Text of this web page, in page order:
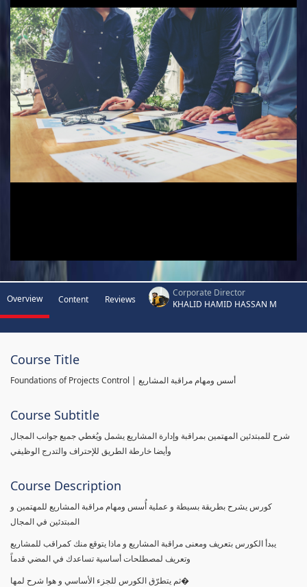
Overview Content Reviews
Corporate Director
KHALID HAMID HASSAN M
Course Title
Foundations of Projects Control | أسس ومهام مراقبة المشاريع
Course Subtitle
شرح للمبتدئين المهتمين بمراقبة وإدارة المشاريع يشمل ويُغطي جميع جوانب المجال
وأيضا خارطة الطريق للإحتراف والتدرج الوظيفي
Course Description
كورس يشرح بطريقة بسيطة و عملية أُسس ومهام مراقبة المشاريع للمهتمين و
المبتدئين في المجال
يبدأ الكورس بتعريف ومعنى مراقبة المشاريع و ماذا يتوقع منك كمراقب للمشاريع
وتعريف لمصطلحات أساسية تساعدك في المضي قدماً
ثم يتطرّق الكورس للجزء الأساسي و هوا شرح لمها�